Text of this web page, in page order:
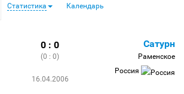
Статистика Календарь
0 : 0
(0 : 0)
16.04.2006
Сатурн
Раменское
Россия